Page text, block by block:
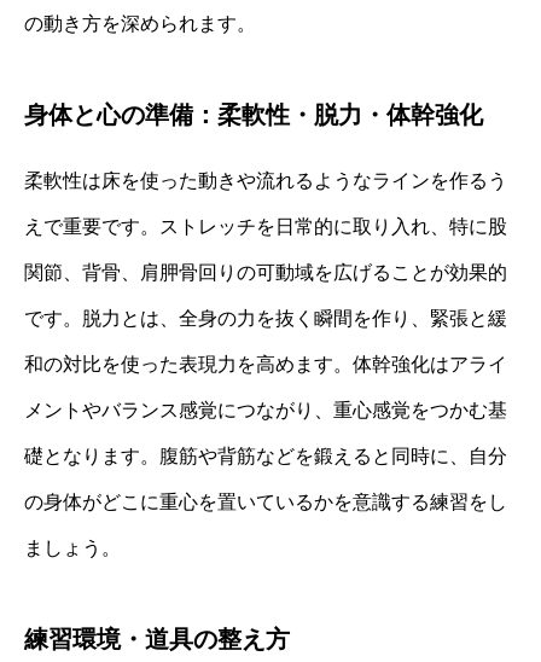
の動き方を深められます。
身体と心の準備：柔軟性・脱力・体幹強化
柔軟性は床を使った動きや流れるようなラインを作るう
えで重要です。ストレッチを日常的に取り入れ、特に股
関節、背骨、肩胛骨回りの可動域を広げることが効果的
です。脱力とは、全身の力を抜く瞬間を作り、緊張と緩
和の対比を使った表現力を高めます。体幹強化はアライ
メントやバランス感覚につながり、重心感覚をつかむ基
礎となります。腹筋や背筋などを鍛えると同時に、自分
の身体がどこに重心を置いているかを意識する練習をし
ましょう。
練習環境・道具の整え方